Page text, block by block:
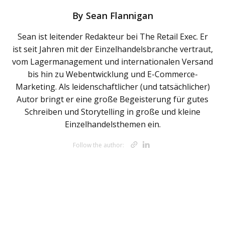
By Sean Flannigan
Sean ist leitender Redakteur bei The Retail Exec. Er
ist seit Jahren mit der Einzelhandelsbranche vertraut,
vom Lagermanagement und internationalen Versand
bis hin zu Webentwicklung und E-Commerce-
Marketing. Als leidenschaftlicher (und tatsächlicher)
Autor bringt er eine große Begeisterung für gutes
Schreiben und Storytelling in große und kleine
Einzelhandelsthemen ein.
Follow the author: Opens new